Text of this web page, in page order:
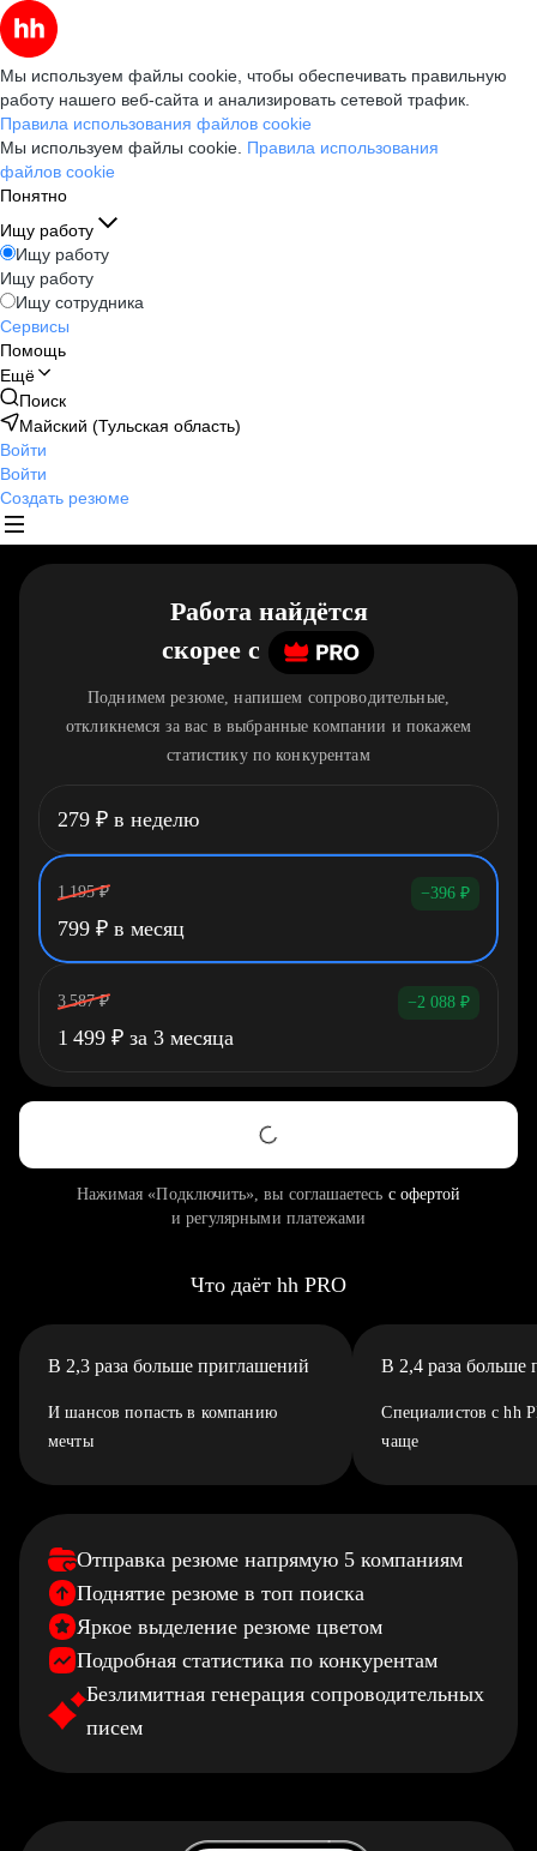
Мы используем файлы cookie, чтобы обеспечивать правильную
работу нашего веб-сайта и анализировать сетевой трафик.
Правила использования файлов cookie
Мы используем файлы cookie. Правила использования
файлов cookie
Понятно
Ищу работу
Ищу работу
Ищу работу
Ищу сотрудника
Сервисы
Помощь
Ещё
Поиск
Майский (Тульская область)
Войти
Войти
Создать резюме
Работа найдётся
скорее c
Поднимем резюме, напишем сопроводительные,
откликнемся за вас в выбранные компании и покажем
статистику по конкурентам
279 ₽ в неделю
1 195 ₽ −396 ₽
799 ₽ в месяц
3 587 ₽ −2 088 ₽
1 499 ₽ за 3 месяца
Нажимая «Подключить», вы соглашаетесь с офертой
и регулярными платежами
Что даёт hh PRO
В 2,3 раза больше приглашений
И шансов попасть в компанию
мечты
В 2,4 раза больше
Специалистов с hh
чаще
Отправка резюме напрямую 5 компаниям
Поднятие резюме в топ поиска
Яркое выделение резюме цветом
Подробная статистика по конкурентам
Безлимитная генерация сопроводительных
писем